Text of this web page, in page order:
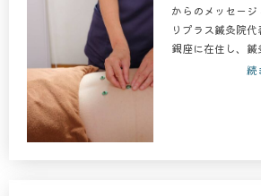
からのメッセー
りプラス鍼灸院
銀座に在住し、
続